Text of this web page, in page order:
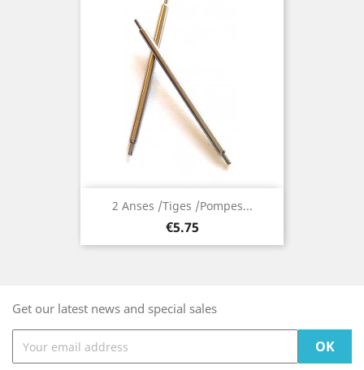
2 Anses /Tiges /Pompes...
Price
€5.75
Get our latest news and special sales